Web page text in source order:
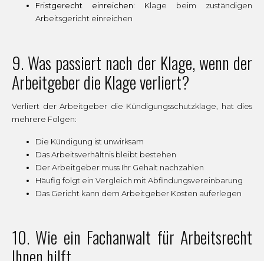
Fristgerecht einreichen: Klage beim zuständigen
Arbeitsgericht einreichen
9. Was passiert nach der Klage, wenn der
Arbeitgeber die Klage verliert?
Verliert der Arbeitgeber die Kündigungsschutzklage, hat dies
mehrere Folgen:
Die Kündigung ist unwirksam
Das Arbeitsverhältnis bleibt bestehen
Der Arbeitgeber muss Ihr Gehalt nachzahlen
Häufig folgt ein Vergleich mit Abfindungsvereinbarung
Das Gericht kann dem Arbeitgeber Kosten auferlegen
10. Wie ein Fachanwalt für Arbeitsrecht